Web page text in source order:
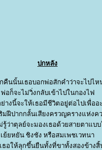
ปกหลัง
คืนนั้นเธอบอกพ่อสักคำว่าจะไปไห
พ่อก็จะไม่วิ่งกลับเข้าไปในกองไฟ
างนี้จะให้เธอมีชีวิตอยู่ต่อไปเพื่ออ
ฝีปากกลั้นเสียงครวญครางแห่งค
รู้ว่าตุลย์จะมองเธอด้วยสายตาแบ
เย้ยหยัน ชิงชัง หรือสมเพชเวทนา
ธอให้ลุกขึ้นยืนทั้งที่ขาทั้งสองข้างสิ้